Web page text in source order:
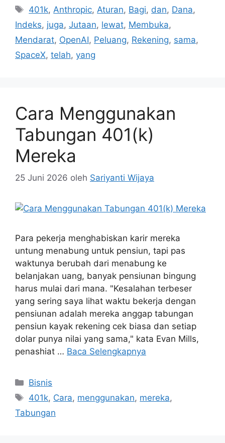
Tag
401k, Anthropic, Aturan, Bagi, dan, Dana,
Indeks, juga, Jutaan, lewat, Membuka,
Mendarat, OpenAI, Peluang, Rekening, sama,
SpaceX, telah, yang
Cara Menggunakan
Tabungan 401(k)
Mereka
25 Juni 2026 oleh Sariyanti Wijaya
Para pekerja menghabiskan karir mereka
untung menabung untuk pensiun, tapi pas
waktunya berubah dari menabung ke
belanjakan uang, banyak pensiunan bingung
harus mulai dari mana. "Kesalahan terbeser
yang sering saya lihat waktu bekerja dengan
pensiunan adalah mereka anggap tabungan
pensiun kayak rekening cek biasa dan setiap
dolar punya nilai yang sama," kata Evan Mills,
penashiat … Baca Selengkapnya
Kategori
Bisnis
Tag
401k, Cara, menggunakan, mereka,
Tabungan